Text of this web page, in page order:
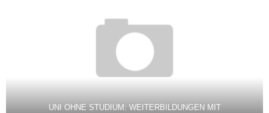
UNI OHNE STUDIUM: WEITERBILDUNGEN MIT